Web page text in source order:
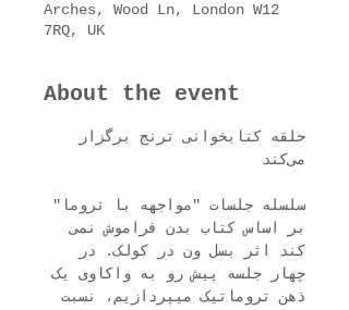
Arches, Wood Ln, London W12
7RQ, UK
About the event
حلقه کتابخوانی ترنج برگزار
می‌کند
سلسله جلسات "مواجهه با تروما"
بر اساس کتاب بدن فراموش نمی
کند اثر بسل ون‌ در کولک. در
چهار جلسه پیش رو به واکاوی یک‌
ذهن تروماتیک میپردازیم، نسبت